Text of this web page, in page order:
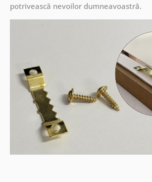
potrivească nevoilor dumneavoastră.